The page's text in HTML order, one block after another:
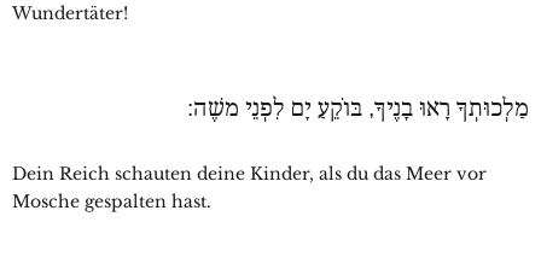
Wundertäter!
מַלְכוּתְךָ רָאוּ בָנֶיךָ, בּוֹקֵעַ יָם לִפְנֵי משֶׁה:
Dein Reich schauten deine Kinder, als du das Meer vor
Mosche gespalten hast.